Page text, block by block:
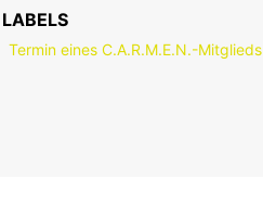
LABELS
Termin eines C.A.R.M.E.N.-Mitglieds